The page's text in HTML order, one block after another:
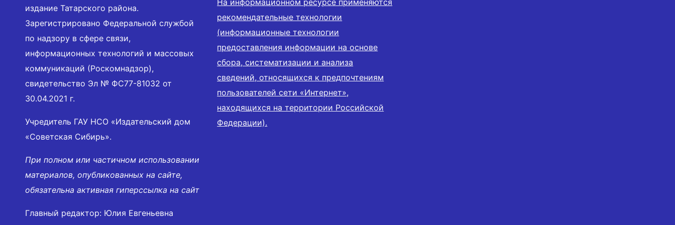
издание Татарского района.
Зарегистрировано Федеральной службой
по надзору в сфере связи,
информационных технологий и массовых
коммуникаций (Роскомнадзор),
свидетельство Эл № ФС77-81032 от
30.04.2021 г.
Учредитель ГАУ НСО «Издательский дом
«Советская Сибирь».
При полном или частичном использовании
материалов, опубликованных на сайте,
обязательна активная гиперссылка на сайт
Главный редактор: Юлия Евгеньевна
На информационном ресурсе применяются
рекомендательные технологии
(информационные технологии
предоставления информации на основе
сбора, систематизации и анализа
сведений, относящихся к предпочтениям
пользователей сети «Интернет»,
находящихся на территории Российской
Федерации).